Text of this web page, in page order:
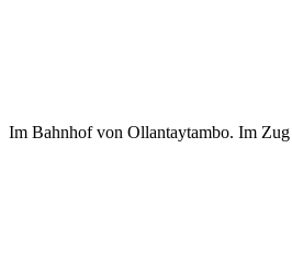
Im Bahnhof von Ollantaytambo. Im